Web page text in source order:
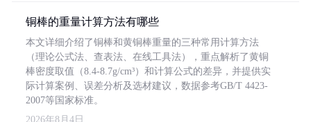
铜棒的重量计算方法有哪些
本文详细介绍了铜棒和黄铜棒重量的三种常用计算方法
（理论公式法、查表法、在线工具法），重点解析了黄铜
棒密度取值（8.4-8.7g/cm³）和计算公式的差异，并提供实
际计算案例、误差分析及选材建议，数据参考GB/T 4423-
2007等国家标准。
2026年8月4日